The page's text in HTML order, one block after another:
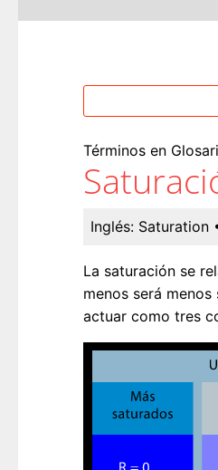
Términos en
Inglés: Saturation
La saturación se
menos será
actuar como tres